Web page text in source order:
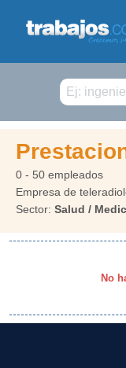
Buscar
0 - 50 empleados
Empresa de
Sector: Salud /
No